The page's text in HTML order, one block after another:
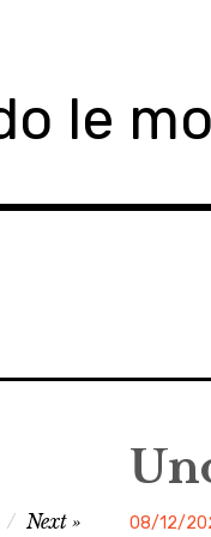
le
malgrado
08/12/
Next